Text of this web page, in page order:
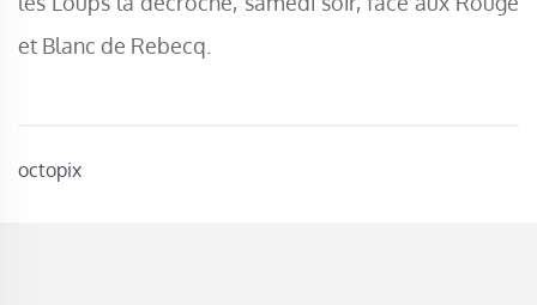
octopix
et Blanc de Rebecq.